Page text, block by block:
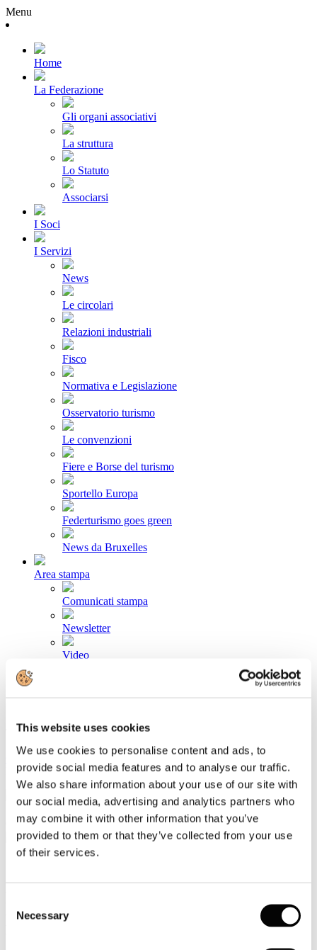
This website uses cookies
We use cookies to personalise content and ads, to
provide social media features and to analyse our traffic.
We also share information about your use of our site with
our social media, advertising and analytics partners who
may combine it with other information that you’ve
provided to them or that they’ve collected from your use
of their services.
Selection
Necessary
Menu
Home
La Federazione
Gli organi associativi
La struttura
Lo Statuto
Associarsi
I Soci
I Servizi
News
Le circolari
Relazioni industriali
Fisco
Normativa e Legislazione
Osservatorio turismo
Le convenzioni
Fiere e Borse del turismo
Sportello Europa
Federturismo goes green
News da Bruxelles
Area stampa
Comunicati stampa
Newsletter
Video
Tel. +39 320 57 80 986
Email segreteria@federturismo.it
Come aderire
Login
Cerca...
pubblica graduatoria “Staff House –